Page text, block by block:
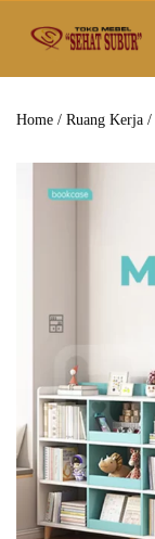
Home / Ruang Kerja /